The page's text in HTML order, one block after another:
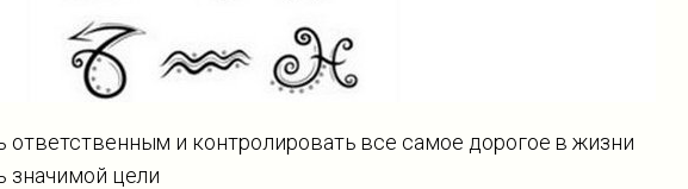
ответственным и контролировать все самое дорогое в жизни
значимой цели